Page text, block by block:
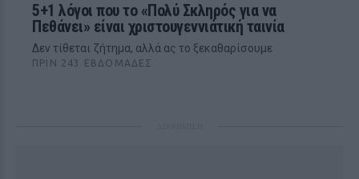
5+1 λόγοι που το «Πολύ Σκληρός για να
Πεθάνει» είναι χριστουγεννιάτική ταινία
Δεν τίθεται ζήτημα, αλλά ας το ξεκαθαρίσουμε
ΠΡΙΝ 243 ΕΒΔΟΜΆΔΕΣ